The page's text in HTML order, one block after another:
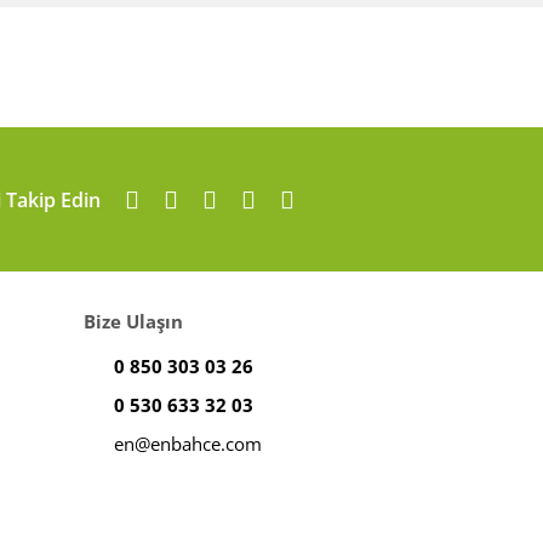
Takip Edin
Bize Ulaşın
0 850 303 03 26
0 530 633 32 03
en@enbahce.com